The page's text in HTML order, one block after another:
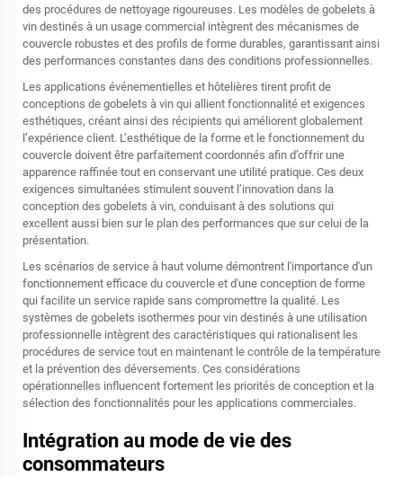
des procédures de nettoyage rigoureuses. Les modèles de gobelets à
vin destinés à un usage commercial intègrent des mécanismes de
couvercle robustes et des profils de forme durables, garantissant ainsi
des performances constantes dans des conditions professionnelles.
Les applications événementielles et hôtelières tirent profit de
conceptions de gobelets à vin qui allient fonctionnalité et exigences
esthétiques, créant ainsi des récipients qui améliorent globalement
l’expérience client. L’esthétique de la forme et le fonctionnement du
couvercle doivent être parfaitement coordonnés afin d’offrir une
apparence raffinée tout en conservant une utilité pratique. Ces deux
exigences simultanées stimulent souvent l’innovation dans la
conception des gobelets à vin, conduisant à des solutions qui
excellent aussi bien sur le plan des performances que sur celui de la
présentation.
Les scénarios de service à haut volume démontrent l'importance d'un
fonctionnement efficace du couvercle et d'une conception de forme
qui facilite un service rapide sans compromettre la qualité. Les
systèmes de gobelets isothermes pour vin destinés à une utilisation
professionnelle intègrent des caractéristiques qui rationalisent les
procédures de service tout en maintenant le contrôle de la température
et la prévention des déversements. Ces considérations
opérationnelles influencent fortement les priorités de conception et la
sélection des fonctionnalités pour les applications commerciales.
Intégration au mode de vie des
consommateurs